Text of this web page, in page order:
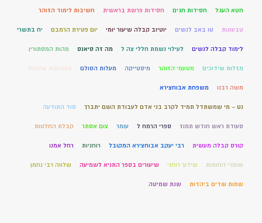
חטא העגל חסידות חגים חסידות פרשת בראשית חשיבות לימוד הזוהר
טבעונות טו באב לנשים יוטיוב קבלה שיעור יומי יום פטירת הרמבם יח בתשרי
לימוד קבלה לנשים לעילוי נשמת חללי צה ל מה זה סיאנס מהות המסתורין
מזלות שידוכים מטעמי הזוהר מיסטייקה מעלות הסולם מפתחןות שלמות
משה רבנו משפחת אבוחצירא
נט – מי שמשתדל תמיד לקרב בני אדם לעבודת השם יתברך סוד התודעה
סעודת ראש חודש תמוז ספרי הרמח ל עומר צום אסתר קבלת החלטות
קורס קבלה מעשית רבי יעקב אבוחצירא המקובל רוחניות רחל אמנו
שומרי החומות שידוך רוחני שיעורים בספר התניא לשמיעה שלווה רבי נחמן
שמות שדים ביהדות שנת שמיטה